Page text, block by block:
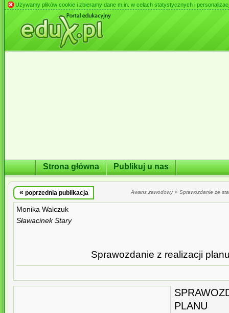
Używamy plików cookie i zbieramy dane m.in. w celach statystycznych i
Strona główna Publikuj u nas
« poprzednia publikacja Awans zawodowy» Sprawozdanie ze
Monika Walczuk
Sławacinek Stary
Sprawozdanie z realizacji